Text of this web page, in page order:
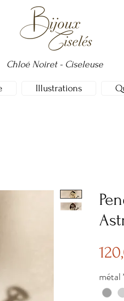
Chloé Noiret - Ciseleuse
Illustrations
métal